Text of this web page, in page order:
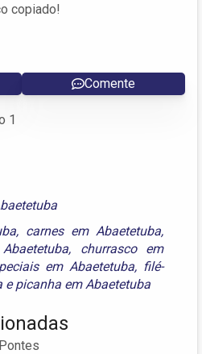
copiado!
Comente
, carnes em Abaetetuba,
, churrasco em
em Abaetetuba, filé-
epicanha em Abaetetuba